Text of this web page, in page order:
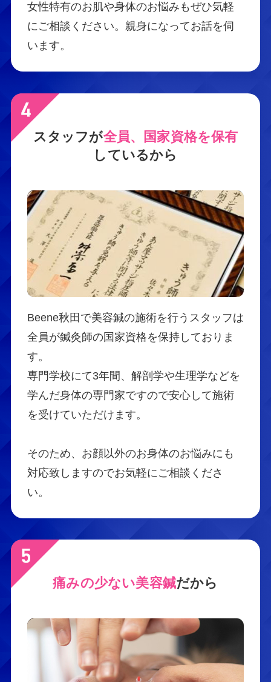
女性特有のお肌や身体のお悩みもぜひ気軽
にご相談ください。親身になってお話を伺
います。
スタッフが全員、国家資格を保有
しているから
Beene秋田で美容鍼の施術を行うスタッフは
全員が鍼灸師の国家資格を保持しておりま
す。
専門学校にて3年間、解剖学や生理学などを
学んだ身体の専門家ですので安心して施術
を受けていただけます。
そのため、お顔以外のお身体のお悩みにも
対応致しますのでお気軽にご相談くださ
い。
痛みの少ない美容鍼だから